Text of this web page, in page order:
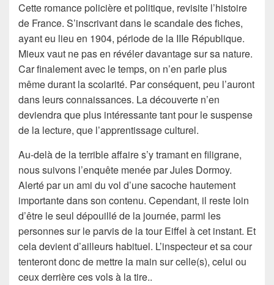
Cette romance policière et politique, revisite l’histoire
de France. S’inscrivant dans le scandale des fiches,
ayant eu lieu en 1904, période de la IIIe République.
Mieux vaut ne pas en révéler davantage sur sa nature.
Car finalement avec le temps, on n’en parle plus
même durant la scolarité. Par conséquent, peu l’auront
dans leurs connaissances. La découverte n’en
deviendra que plus intéressante tant pour le suspense
de la lecture, que l’apprentissage culturel.
Au-delà de la terrible affaire s’y tramant en filigrane,
nous suivons l’enquête menée par Jules Dormoy.
Alerté par un ami du vol d’une sacoche hautement
importante dans son contenu. Cependant, il reste loin
d’être le seul dépouillé de la journée, parmi les
personnes sur le parvis de la tour Eiffel à cet instant. Et
cela devient d’ailleurs habituel. L’inspecteur et sa cour
tenteront donc de mettre la main sur celle(s), celui ou
ceux derrière ces vols à la tire..